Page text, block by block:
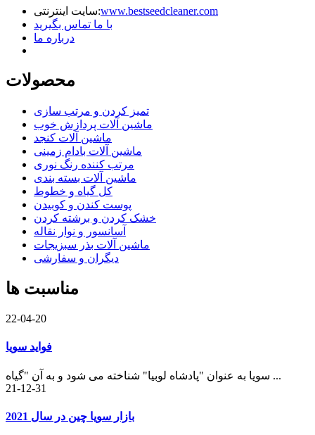
سایت اینترنتی:www.bestseedcleaner.com
با ما تماس بگیرید
درباره ما
محصولات
تمیز کردن و مرتب سازی
ماشین آلات پردازش خوب
ماشین آلات کنجد
ماشین آلات بادام زمینی
مرتب کننده رنگ نوری
ماشین آلات بسته بندی
کل گیاه و خطوط
پوست کندن و کوبیدن
خشک کردن و برشته کردن
آسانسور و نوار نقاله
ماشین آلات بذر سبزیجات
دیگران و سفارشی
مناسبت ها
22-04-20
فواید سویا
سویا به عنوان "پادشاه لوبیا" شناخته می شود و به آن "گیاه ...
21-12-31
بازار سویا چین در سال 2021